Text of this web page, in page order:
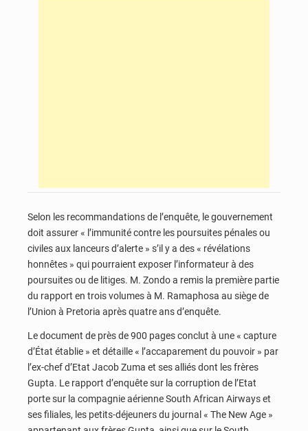
Selon les recommandations de l’enquête, le gouvernement
doit assurer « l’immunité contre les poursuites pénales ou
civiles aux lanceurs d’alerte » s’il y a des « révélations
honnêtes » qui pourraient exposer l’informateur à des
poursuites ou de litiges. M. Zondo a remis la première partie
du rapport en trois volumes à M. Ramaphosa au siège de
l’Union à Pretoria après quatre ans d’enquête.
Le document de près de 900 pages conclut à une « capture
d’État établie » et détaille « l’accaparement du pouvoir » par
l’ex-chef d’Etat Jacob Zuma et ses alliés dont les frères
Gupta. Le rapport d’enquête sur la corruption de l’Etat
porte sur la compagnie aérienne South African Airways et
ses filiales, les petits-déjeuners du journal « The New Age »